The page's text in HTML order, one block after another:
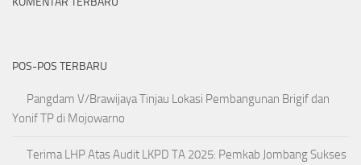
POS-POS TERBARU
Pangdam V/Brawijaya Tinjau Lokasi Pembangunan Brigif dan
Yonif TP di Mojowarno
Terima LHP Atas Audit LKPD TA 2025: Pemkab Jombang Sukses